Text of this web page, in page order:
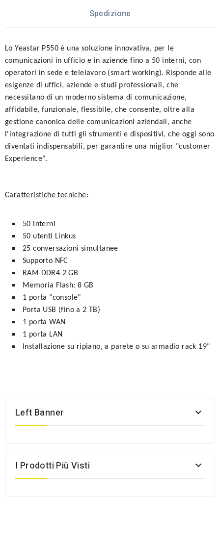
Spedizione
Lo Yeastar P550 è una soluzione innovativa, per le
comunicazioni in ufficio e in aziende fino a 50 interni, con
operatori in sede e telelavoro (smart working). Risponde alle
esigenze di uffici, aziende e studi professionali, che
necessitano di un moderno sistema di comunicazione,
affidabile, funzionale, flessibile, che consente, oltre alla
gestione canonica delle comunicazioni aziendali, anche
l'integrazione di tutti gli strumenti e dispositivi, che oggi sono
diventati indispensabili, per garantire una miglior "customer
Experience".
Caratteristiche tecniche:
50 interni
50 utenti Linkus
25 conversazioni simultanee
Supporto NFC
RAM DDR4 2 GB
Memoria Flash: 8 GB
1 porta "console"
Porta USB (fino a 2 TB)
1 porta WAN
1 porta LAN
Installazione su ripiano, a parete o su armadio rack 19"
Left Banner 
I Prodotti Più Visti 